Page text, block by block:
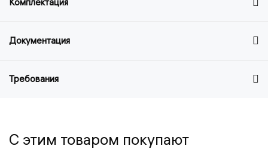
Документация
Требования
С этим товаром покупают